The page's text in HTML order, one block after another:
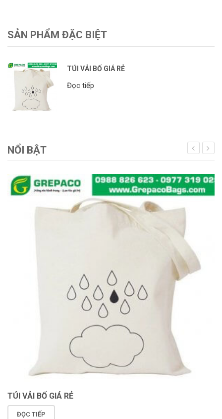
SẢN PHẨM ĐẶC BIỆT
TÚI VẢI BỐ GIÁ RẺ
Đọc tiếp
NỔI BẬT
TÚI VẢI BỐ GIÁ RẺ
ĐỌC TIẾP